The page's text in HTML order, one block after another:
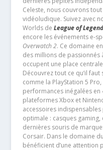
Celeste, nous couvrons
vidéoludique. Suivez avec
Worlds de League of
encore les événements e-
Overwatch 2. Ce domaine
des millions de passionnés
occupent une place
Découvrez tout ce qu’il
comme la PlayStation 5
performances inégalées en
plateformes Xbox et
accessoires
optimale : casques
dernières souris de
Corsair. Dans le domaine
bénéficient d’une attention